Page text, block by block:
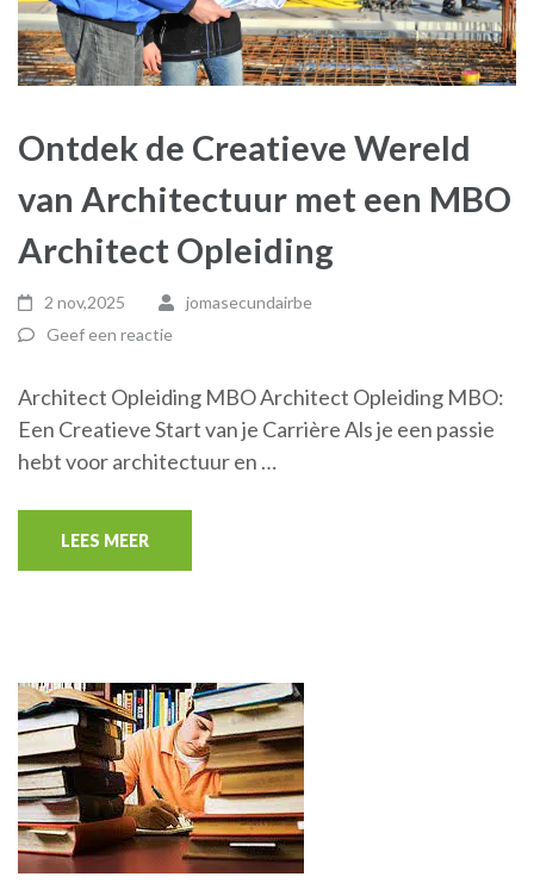
Ontdek de Creatieve Wereld
van Architectuur met een MBO
Architect Opleiding
2 nov,2025
jomasecundairbe
Geef een reactie
Architect Opleiding MBO Architect Opleiding MBO:
Een Creatieve Start van je Carrière Als je een passie
hebt voor architectuur en …
LEES MEER